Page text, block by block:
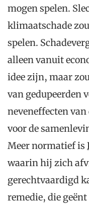
mogen spelen.
klimaatschade
spelen.
alleen vanuit
idee zijn, maar
van gedupeerden
neveneffecten
voor de
Meer normatief is
waarin hij zich
gerechtvaardigd
remedie, die